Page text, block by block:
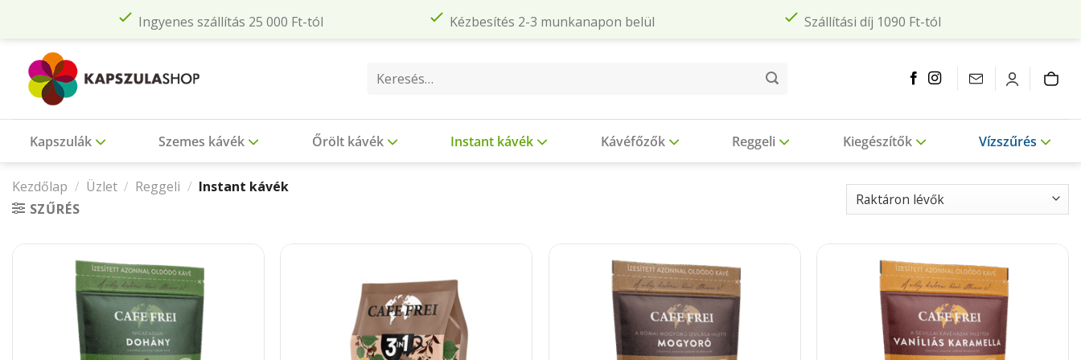
Ingyenes szállítás 25 000 Ft-tól Kézbesítés 2-3 munkanapon belül Szállítási díj 1090 Ft-tól
Kapszulák Szemes kávék Őrölt kávék Instant kávék Kávéfőzők Reggeli Kiegészítők Vízszűrés
Kezdőlap / Üzlet / Reggeli / Instant kávék
SZŰRÉS